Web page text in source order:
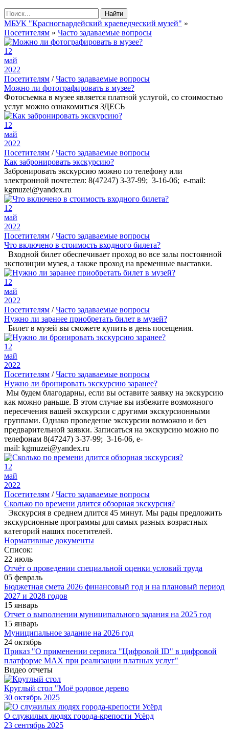
Найти
МБУК "Красногвардейский краеведческий музей" »
Посетителям » Часто задаваемые вопросы
12
май
2022
Посетителям /Часто задаваемые вопросы
Можно ли фотографировать в музее?
Фотосъемка в музее является платной услугой, со стоимостью
услуг можно ознакомиться ЗДЕСЬ
12
май
2022
Посетителям /Часто задаваемые вопросы
Как забронировать экскурсию?
Забронировать экскурсию можно по телефону или
электронной почте:тел: 8(47247) 3-37-99; 3-16-06; e-mail:
kgmuzei@yandex.ru
12
май
2022
Посетителям /Часто задаваемые вопросы
Что включено в стоимость входного билета?
Входной билет обеспечивает проход во все залы постоянной
экспозиции музея, а также проход на временные выставки.
12
май
2022
Посетителям /Часто задаваемые вопросы
Нужно ли заранее приобретать билет в музей?
Билет в музей вы сможете купить в день посещения.
12
май
2022
Посетителям /Часто задаваемые вопросы
Нужно ли бронировать экскурсию заранее?
Мы будем благодарны, если вы оставите заявку на экскурсию
как можно раньше. В этом случае вы избежите возможного
пересечения вашей экскурсии с другими экскурсионными
группами. Однако проведение экскурсии возможно и без
предварительной заявки. Записаться на экскурсию можно по
телефонам 8(47247) 3-37-99; 3-16-06, e-
mail: kgmuzei@yandex.ru
12
май
2022
Посетителям /Часто задаваемые вопросы
Сколько по времени длится обзорная экскурсия?
Экскурсия в среднем длится 45 минут. Мы рады предложить
экскурсионные программы для самых разных возрастных
категорий наших посетителей.
Нормативные документы
Список:
22 июль
Отчёт о проведении специальной оценки условий труда
05 февраль
Бюджетная смета 2026 финансовый год и на плановый период
2027 и 2028 годов
15 январь
Отчет о выполнении муниципального задания на 2025 год
15 январь
Муниципальное задание на 2026 год
24 октябрь
Приказ "О применении сервиса "Цифровой ID" в цифровой
платформе МАХ при реализации платных услуг"
Видео отчеты
Круглый стол "Моё родовое дерево
30 октябрь 2025
О служилых людях города-крепости Усёрд
23 сентябрь 2025